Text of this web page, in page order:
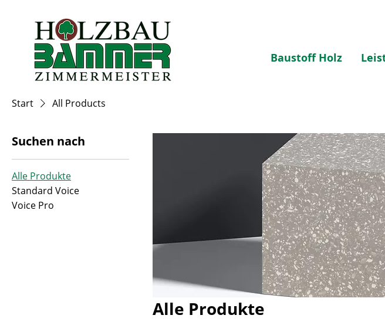
Baustoff Holz
Start All Products
Suchen nach
Alle Produkte
Standard Voice
Voice Pro
Alle Produkte